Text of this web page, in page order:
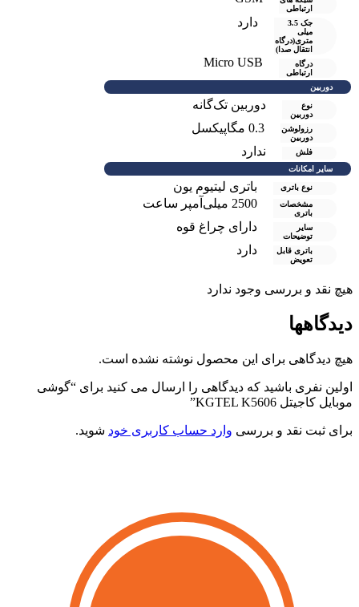
ارتباطی
جک 3.5
میلی
متری(درگاه
انتقال صدا)
دارد
درگاه
ارتباطی
Micro USB
دوربین
نوع
دوربین
دوربین تک‌گانه
رزولوشن
دوربين
0.3 مگاپیکسل
فلش ندارد
سایر امکانات
نوع باتری باتری لیتیوم یون
مشخصات
باتری
2500 میلی‌آمپر ساعت
سایر
توضیحات
دارای چراغ قوه
باتری قابل
تعویض
دارد
هیچ نقد و بررسی وجود ندارد
دیدگاهها
هیچ دیدگاهی برای این محصول نوشته نشده است.
اولین نفری باشید که دیدگاهی را ارسال می کنید برای “گوشی
موبایل کاجیتل KGTEL K5606”
برای ثبت نقد و بررسی وارد حساب کاربری خود شوید.